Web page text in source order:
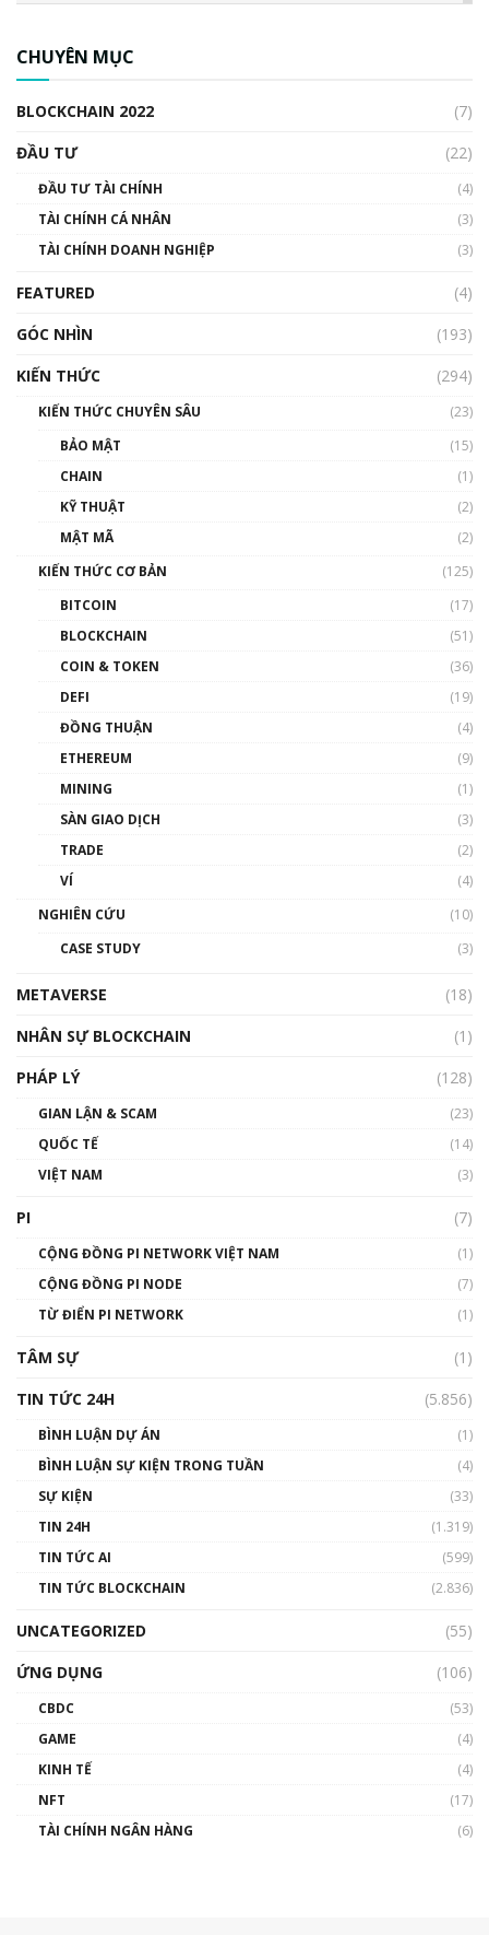
00:02:14
đến hệ sinh thái tiền mã hoá | Phổ cập
00:43:47
như thể nào?
00:39:31
Phổ cập Blockchain
thống & Crypto qua các cuộc chiến | Phổ cập
01:32:59
gió ấm
Talkshow 14: MemeCoin – Trò đùa tỷ đô
01:29:26
CHUYÊN MỤC
BLOCKCHAIN 2022
(7)
ĐẦU TƯ
(22)
ĐẦU TƯ TÀI CHÍNH
(4)
TÀI CHÍNH CÁ NHÂN
(3)
TÀI CHÍNH DOANH NGHIỆP
(3)
FEATURED
(4)
GÓC NHÌN
(193)
KIẾN THỨC
(294)
KIẾN THỨC CHUYÊN SÂU
(23)
BẢO MẬT
(15)
CHAIN
(1)
KỸ THUẬT
(2)
MẬT MÃ
(2)
KIẾN THỨC CƠ BẢN
(125)
BITCOIN
(17)
BLOCKCHAIN
(51)
COIN & TOKEN
(36)
DEFI
(19)
ĐỒNG THUẬN
(4)
ETHEREUM
(9)
MINING
(1)
SÀN GIAO DỊCH
(3)
TRADE
(2)
VÍ
(4)
NGHIÊN CỨU
(10)
CASE STUDY
(3)
METAVERSE
(18)
NHÂN SỰ BLOCKCHAIN
(1)
PHÁP LÝ
(128)
GIAN LẬN & SCAM
(23)
QUỐC TẾ
(14)
VIỆT NAM
(3)
PI (7)
CỘNG ĐỒNG PI NETWORK VIỆT NAM
(1)
CỘNG ĐỒNG PI NODE
(7)
TỪ ĐIỂN PI NETWORK
(1)
TÂM SỰ
(1)
TIN TỨC 24H
(5.856)
BÌNH LUẬN DỰ ÁN
(1)
BÌNH LUẬN SỰ KIỆN TRONG TUẦN
(4)
SỰ KIỆN
(33)
TIN 24H
(1.319)
TIN TỨC AI
(599)
TIN TỨC BLOCKCHAIN
(2.836)
UNCATEGORIZED
(55)
ỨNG DỤNG
(106)
CBDC
(53)
GAME
(4)
KINH TẾ
(4)
NFT
(17)
TÀI CHÍNH NGÂN HÀNG
(6)